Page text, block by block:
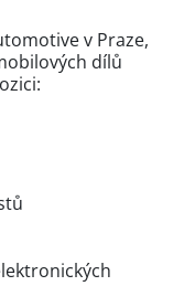
v Praze,
dílů